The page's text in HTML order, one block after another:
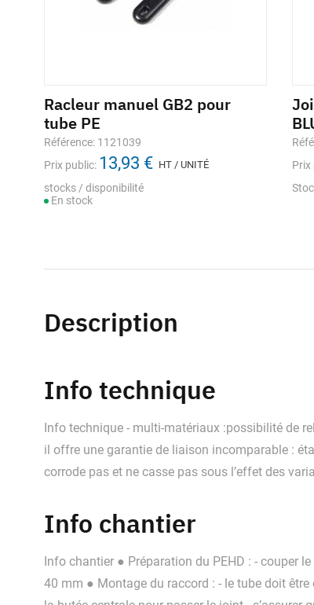
Racleur manuel GB2 pour
tube PE
Référence: 1121039
Prix public: 13,93 € HT / UNITÉ
stocks / disponibilité
En stock
Prix
Description
Info technique
Info technique - multi-matériaux :possibilité de
il offre une garantie de liaison incomparable :
corrode pas et ne casse pas sous l’effet des
Info chantier
Info chantier ● Préparation du PEHD : - couper
40 mm ● Montage du raccord : - le tube doit